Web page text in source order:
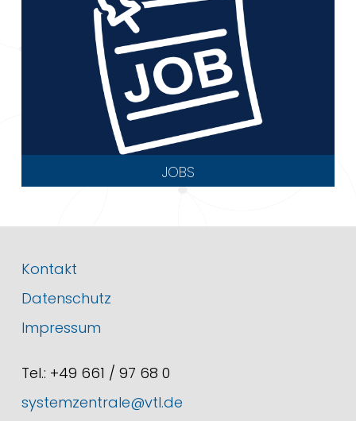
JOBS
Kontakt
Datenschutz
Impressum
Tel.: +49 661 / 97 68 0
systemzentrale@vtl.de